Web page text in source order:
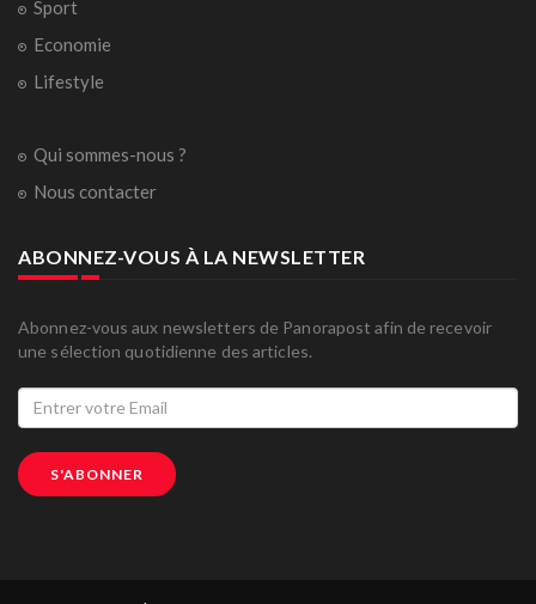
Sport
Economie
Lifestyle
Qui sommes-nous ?
Nous contacter
ABONNEZ-VOUS À LA NEWSLETTER
Abonnez-vous aux newsletters de Panorapost afin de recevoir
une sélection quotidienne des articles.
S'ABONNER